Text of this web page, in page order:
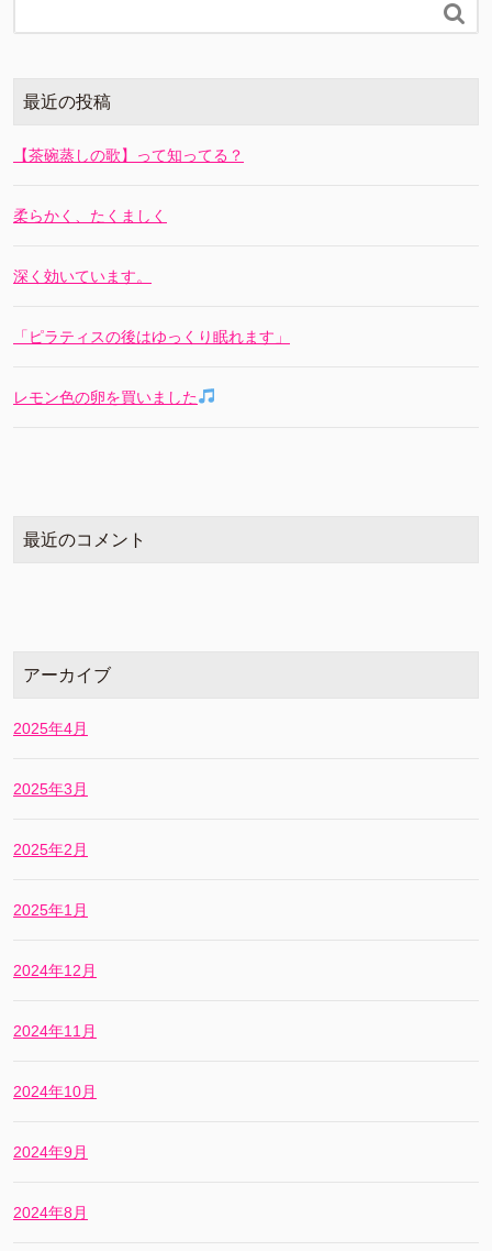

最近の投稿
【茶碗蒸しの歌】って知ってる？
柔らかく、たくましく
深く効いています。
「ピラティスの後はゆっくり眠れます」
レモン色の卵を買いました
最近のコメント
アーカイブ
2025年4月
2025年3月
2025年2月
2025年1月
2024年12月
2024年11月
2024年10月
2024年9月
2024年8月